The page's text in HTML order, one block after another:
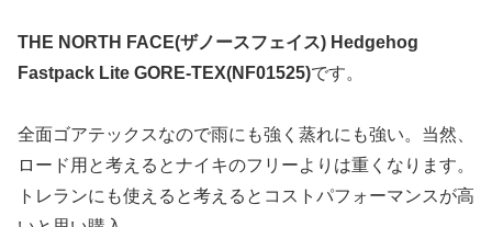
THE NORTH FACE(ザノースフェイス) Hedgehog
Fastpack Lite GORE-TEX(NF01525)です。
全面ゴアテックスなので雨にも強く蒸れにも強い。当然、
ロード用と考えるとナイキのフリーよりは重くなります。
トレランにも使えると考えるとコストパフォーマンスが高